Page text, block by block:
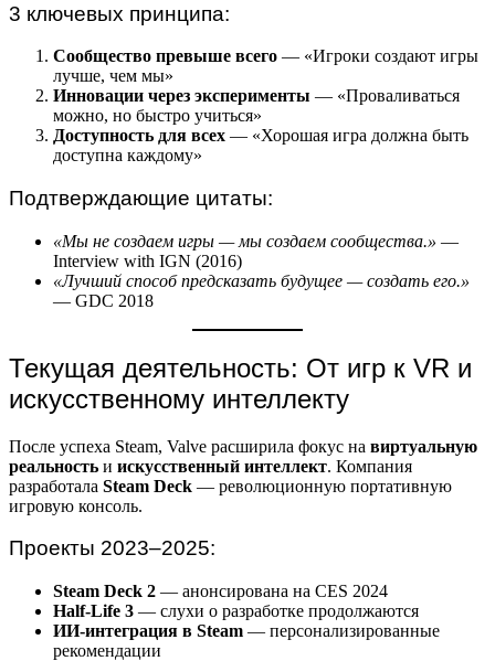
3 ключевых принципа:
Сообщество превыше всего — «Игроки создают игры
лучше, чем мы»
Инновации через эксперименты — «Проваливаться
можно, но быстро учиться»
Доступность для всех — «Хорошая игра должна быть
доступна каждому»
Подтверждающие цитаты:
«Мы не создаем игры — мы создаем сообщества.» —
Interview with IGN (2016)
«Лучший способ предсказать будущее — создать его.»
— GDC 2018
Текущая деятельность: От игр к VR и
искусственному интеллекту
После успеха Steam, Valve расширила фокус на виртуальную
реальность и искусственный интеллект. Компания
разработала Steam Deck — революционную портативную
игровую консоль.
Проекты 2023–2025:
Steam Deck 2 — анонсирована на CES 2024
Half-Life 3 — слухи о разработке продолжаются
ИИ-интеграция в Steam — персонализированные
рекомендации